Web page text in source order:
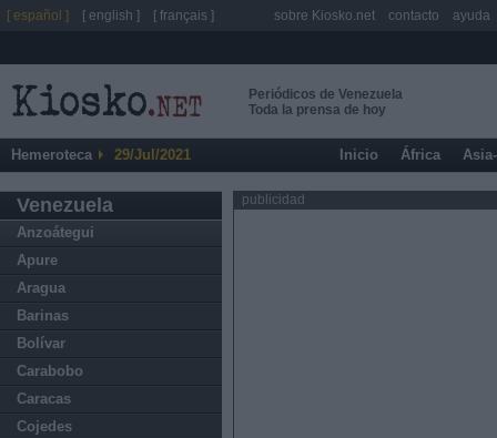
Periódicos de Venezuela
Toda la prensa de hoy
Hemeroteca 29/Jul/2021 Inicio África
Venezuela
Anzoátegui
Apure
Aragua
Barinas
Bolívar
Carabobo
Caracas
Cojedes
publicidad
[ español ] [ english ] [ français ] sobre Kiosko.net contacto ayuda